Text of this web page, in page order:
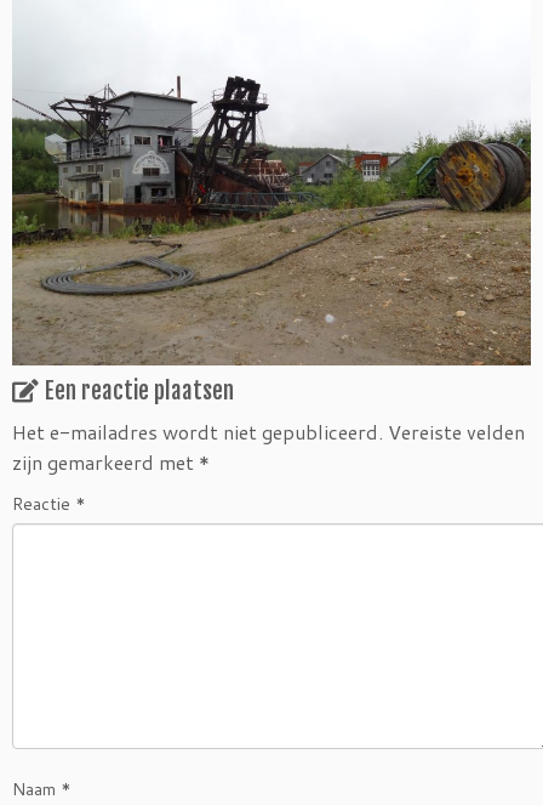
Een reactie plaatsen
Het e-mailadres wordt niet gepubliceerd. Vereiste velden
zijn gemarkeerd met *
Reactie *
Naam *